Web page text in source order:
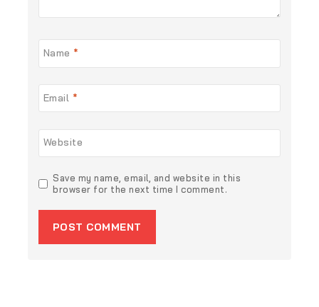
Name *
Email *
Website
Save my name, email, and website in this
browser for the next time I comment.